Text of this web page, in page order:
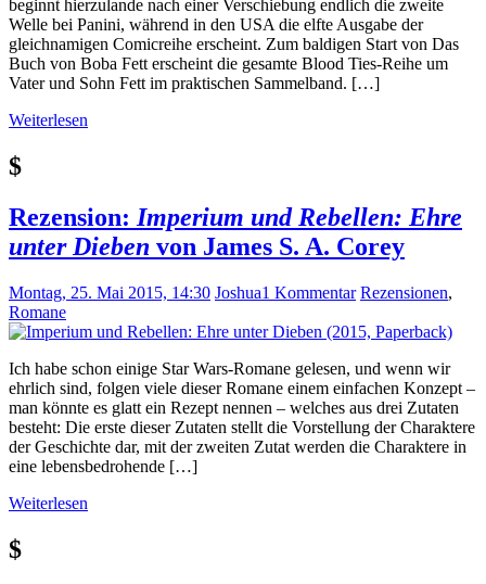
beginnt hierzulande nach einer Verschiebung endlich die zweite
Welle bei Panini, während in den USA die elfte Ausgabe der
gleichnamigen Comicreihe erscheint. Zum baldigen Start von Das
Buch von Boba Fett erscheint die gesamte Blood Ties-Reihe um
Vater und Sohn Fett im praktischen Sammelband. […]
Weiterlesen
$
Rezension: Imperium und Rebellen: Ehre
unter Dieben von James S. A. Corey
Montag, 25. Mai 2015, 14:30 Joshua1 Kommentar Rezensionen,
Romane
Ich habe schon einige Star Wars-Romane gelesen, und wenn wir
ehrlich sind, folgen viele dieser Romane einem einfachen Konzept –
man könnte es glatt ein Rezept nennen – welches aus drei Zutaten
besteht: Die erste dieser Zutaten stellt die Vorstellung der Charaktere
der Geschichte dar, mit der zweiten Zutat werden die Charaktere in
eine lebensbedrohende […]
Weiterlesen
$